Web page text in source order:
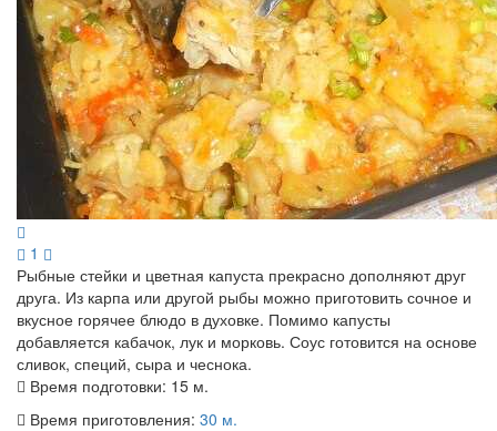
1
Рыбные стейки и цветная капуста прекрасно дополняют друг
друга. Из карпа или другой рыбы можно приготовить сочное и
вкусное горячее блюдо в духовке. Помимо капусты
добавляется кабачок, лук и морковь. Соус готовится на основе
сливок, специй, сыра и чеснока.
Время подготовки: 15 м.
Время приготовления: 30 м.